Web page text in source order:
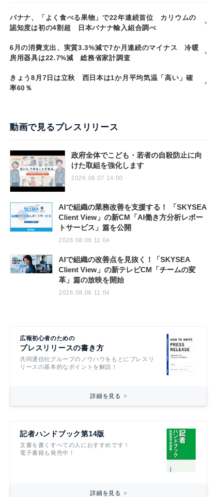
バナナ、「よく食べる果物」で22年連続首位 カリウムの
認知度は初の4割超 日本バナナ輸入組合調べ
6月の消費支出、実質3.3%減で7か月連続のマイナス 冷暖
房用器具は22.7%減 総務省家計調査
きょう8月7日は立秋 西日本は1か月平均気温「高い」確
率60％
動画で見るプレスリリース
政府全体でこども・若者の自殺防止に向
けた取組を強化します
2026.08.07 14:00
AIで組織の業務改善を支援する！ 「SKYSEA
Client View」の新CM「AI働き方分析レポー
トサービス」篇を公開
2026.08.06 11:04
AIで組織の改善点を見抜く！「SKYSEA
Client View」の新テレビCM「チームの変
革」篇の放映を開始
2026.08.06 11:04
広報初心者のための
プレスリリースの書き方
共同通信社グループのノウハウをもとにプレスリ
リースの基本的なポイントを解説！
詳細を見る
記者ハンドブック第14版
文書を書くすべての人におすすめです！
電子書籍も発売中！
詳細を見る